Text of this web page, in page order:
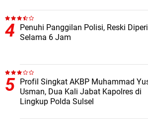
Penuhi Panggilan Polisi, Reski
Selama 6 Jam
Profil Singkat AKBP Muhammad
Usman, Dua Kali Jabat Kapolres di
Lingkup Polda Sulsel